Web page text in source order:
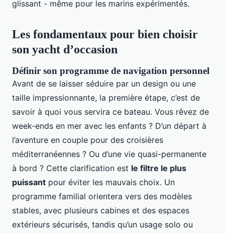
glissant - même pour les marins expérimentés.
Les fondamentaux pour bien choisir
son yacht d’occasion
Définir son programme de navigation personnel
Avant de se laisser séduire par un design ou une
taille impressionnante, la première étape, c’est de
savoir à quoi vous servira ce bateau. Vous rêvez de
week-ends en mer avec les enfants ? D’un départ à
l’aventure en couple pour des croisières
méditerranéennes ? Ou d’une vie quasi-permanente
à bord ? Cette clarification est le filtre le plus
puissant pour éviter les mauvais choix. Un
programme familial orientera vers des modèles
stables, avec plusieurs cabines et des espaces
extérieurs sécurisés, tandis qu’un usage solo ou